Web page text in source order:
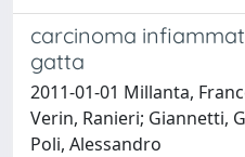
carcinoma
gatta
2011-01-01 Millanta,
Verin, Ranieri; Giannetti,
Poli, Alessandro